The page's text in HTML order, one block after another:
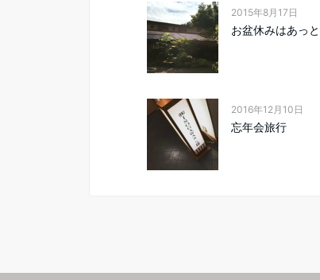
2015年8月17日
お盆休みはあっ
2016年12月10日
忘年会旅行